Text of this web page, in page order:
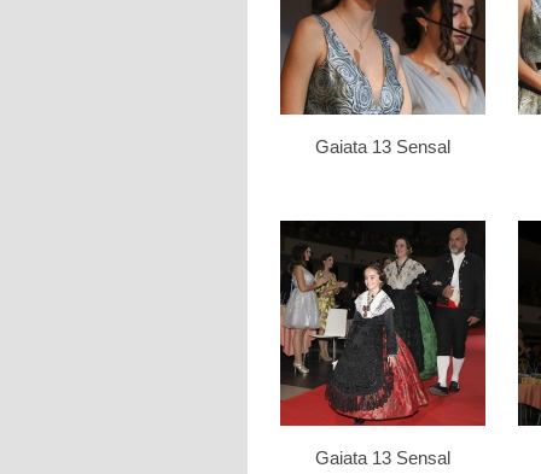
Gaiata 13 Sensal
Gaiata 13 Sensal